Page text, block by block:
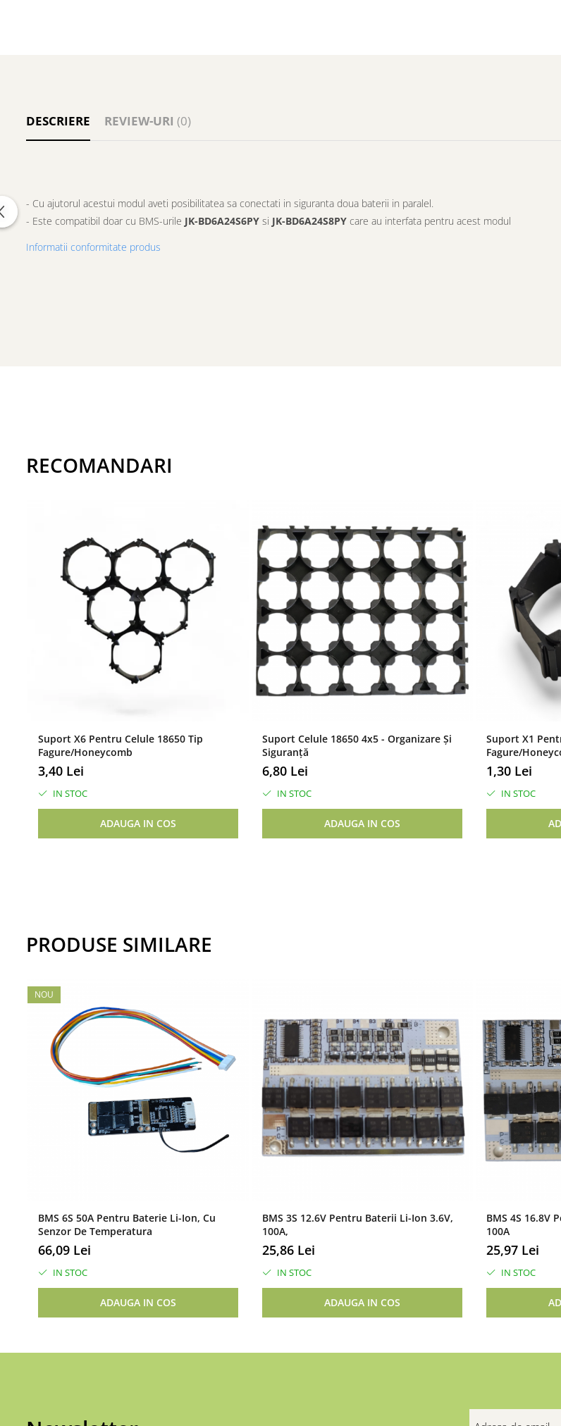
DESCRIERE REVIEW-URI (0)
- Cu ajutorul acestui modul aveti posibilitatea sa conectati in siguranta doua baterii in paralel.
- Este compatibil doar cu BMS-urile JK-BD6A24S6PY si JK-BD6A24S8PY care au interfata pentru acest modul
Informatii conformitate produs
RECOMANDARI
Suport X6 Pentru Celule 18650 Tip
Fagure/Honeycomb
3,40 Lei
IN STOC
ADAUGA IN COS
Suport Celule 18650 4x5 - Organizare Și
Siguranță
6,80 Lei
IN STOC
ADAUGA IN COS
Suport X1
Fagure/
1,30 Lei
IN STOC
PRODUSE SIMILARE
NOU
BMS 6S 50A Pentru Baterie Li-Ion, Cu
Senzor De Temperatura
66,09 Lei
IN STOC
ADAUGA IN COS
BMS 3S 12.6V Pentru Baterii Li-Ion 3.6V,
100A,
25,86 Lei
IN STOC
ADAUGA IN COS
BMS 4S 16.8V
100A
25,97 Lei
IN STOC